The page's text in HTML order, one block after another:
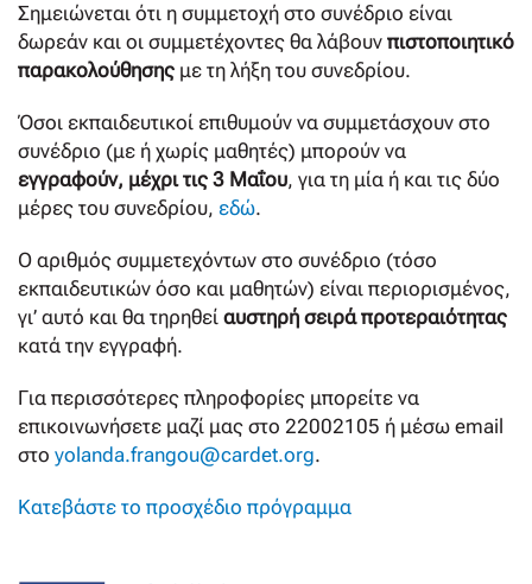
Σημειώνεται ότι η συμμετοχή στο συνέδριο είναι
δωρεάν και οι συμμετέχοντες θα λάβουν πιστοποιητικό
παρακολούθησης με τη λήξη του συνεδρίου.
Όσοι εκπαιδευτικοί επιθυμούν να συμμετάσχουν στο
συνέδριο (με ή χωρίς μαθητές) μπορούν να
εγγραφούν, μέχρι τις 3 Μαΐου, για τη μία ή και τις δύο
μέρες του συνεδρίου, εδώ.
Ο αριθμός συμμετεχόντων στο συνέδριο (τόσο
εκπαιδευτικών όσο και μαθητών) είναι περιορισμένος,
γι’ αυτό και θα τηρηθεί αυστηρή σειρά προτεραιότητας
κατά την εγγραφή.
Για περισσότερες πληροφορίες μπορείτε να
επικοινωνήσετε μαζί μας στο 22002105 ή μέσω email
στο yolanda.frangou@cardet.org.
Κατεβάστε το προσχέδιο πρόγραμμα